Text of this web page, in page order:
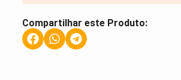
Compartilhar este Produto: